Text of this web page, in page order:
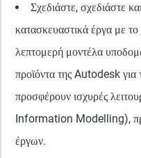
Σχεδιάστε, σχεδιάστε
κατασκευαστικά έργα με το
λεπτομερή μοντέλα
προϊόντα της Autodesk
προσφέρουν ισχυρές
Information Modelling),
έργων.